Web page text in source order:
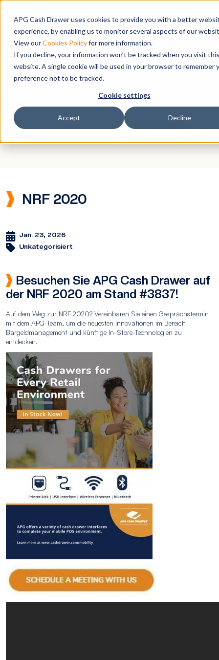
APG Cash Drawer uses cookies to provide you with a better
experience, by enabling us to monitor several aspects of our
View ourCookies Policyfor more information.
If you decline, your information won’t be tracked when you visit this
website. A single cookie will be used in your browser to remember
preference not to be tracked.
Cookie settings
Accept Decline
Search
DE
NRF 2020
Jan. 23, 2026
Unkategorisiert
Besuchen Sie APG Cash Drawer auf
der NRF 2020 am Stand #3837!
Auf dem Weg zur NRF 2020? Vereinbaren Sie einen Gesprächstermin
mit dem APG-Team, um die neuesten Innovationen im Bereich
Bargeldmanagement und künftige In-Store-Technologien zu
entdecken.